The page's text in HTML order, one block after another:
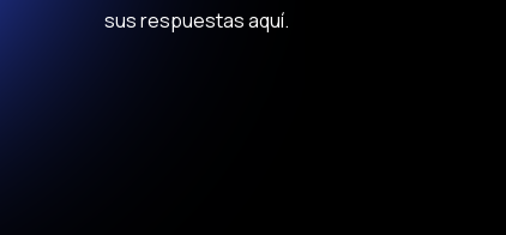
sus respuestas aquí.